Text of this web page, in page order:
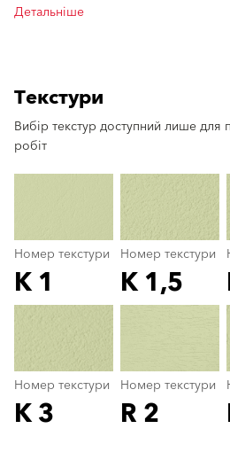
Детальніше
Текстури
Вибір текстур доступний лише для
робіт
Номер текстури
K 1
Номер текстури
K 1,5
Номер текстури
K 3
Номер текстури
R 2
Номер текстури
color_name